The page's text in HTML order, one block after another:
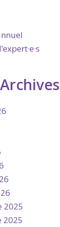
Archives
2025
2025